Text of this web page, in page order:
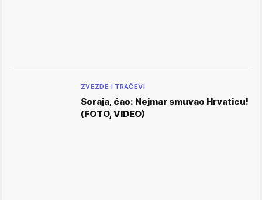
ZVEZDE I TRAČEVI
Soraja, ćao: Nejmar smuvao Hrvaticu!
(FOTO, VIDEO)